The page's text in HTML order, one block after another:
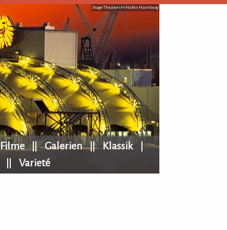
Stage Theater im Hafen Hamburg
Filme Galerien
Klassik
Varieté